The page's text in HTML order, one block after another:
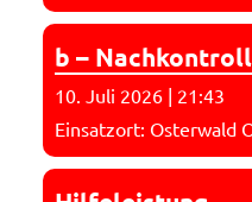
b –
10. Juli 2026 | 21:43
Einsatzort: Osterwald